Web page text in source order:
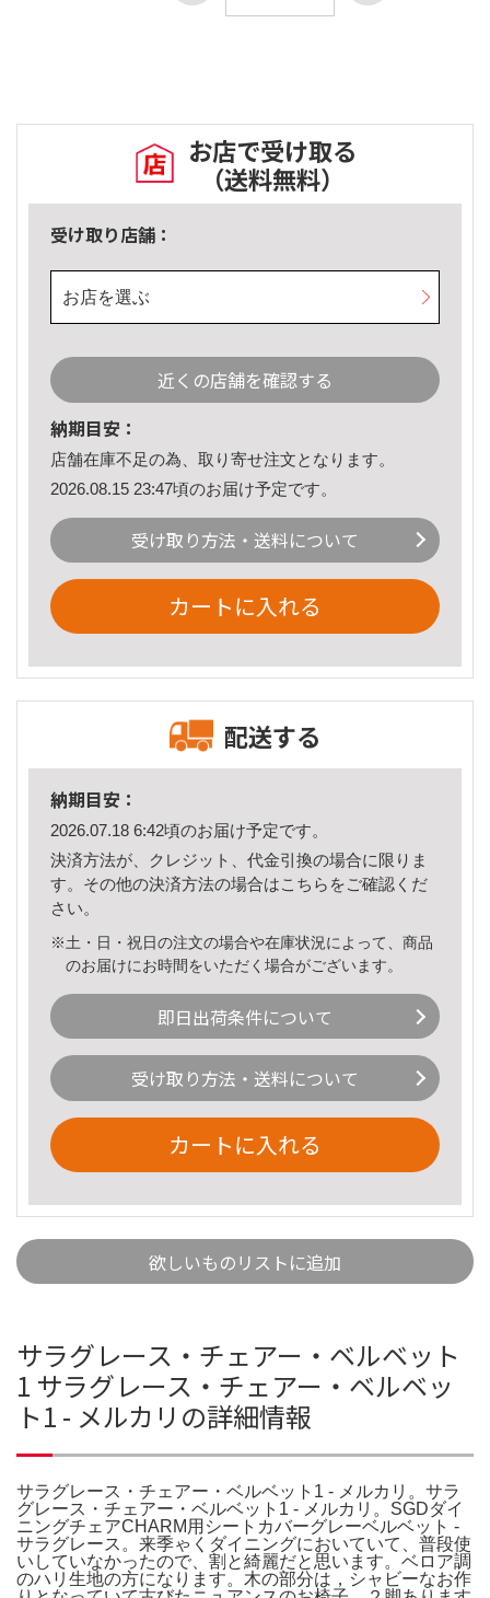
お店で受け取る
（送料無料）
受け取り店舗：
お店を選ぶ
近くの店舗を確認する
納期目安：
店舗在庫不足の為、取り寄せ注文となります。
2026.08.15 23:47頃のお届け予定です。
受け取り方法・送料について
カートに入れる
配送する
納期目安：
2026.07.18 6:42頃のお届け予定です。
決済方法が、クレジット、代金引換の場合に限りま
す。その他の決済方法の場合はこちら をご確認くだ
さい。
※土・日・祝日の注文の場合や在庫状況によって、商品
のお届けにお時間をいただく場合がございます。
即日出荷条件について
受け取り方法・送料について
カートに入れる
欲しいものリストに追加
サラグレース・チェアー・ベルベット
1 サラグレース・チェアー・ベルベッ
ト1 - メルカリの詳細情報
サラグレース・チェアー・ベルベット1 - メルカリ。サラ
グレース・チェアー・ベルベット1 - メルカリ。SGDダイ
ニングチェアCHARM用シートカバーグレーベルベット -
サラグレース。来季ゃくダイニングにおいていて、普段使
いしていなかったので、割と綺麗だと思います。ベロア調
のハリ生地の方になります。木の部分は，シャビーなお作